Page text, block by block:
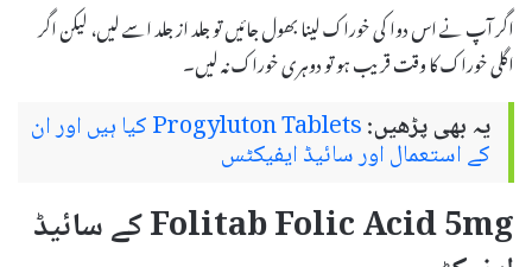
اگر آپ نے اس دوا کی خوراک لینا بھول جائیں تو جلد از جلد اسے لیں، لیکن اگر
اگلی خوراک کا وقت قریب ہو تو دوہری خوراک نہ لیں۔
یہ بھی پڑھیں: Progyluton Tablets کیا ہیں اور ان
کے استعمال اور سائیڈ ایفیکٹس
Folitab Folic Acid 5mg کے سائیڈ